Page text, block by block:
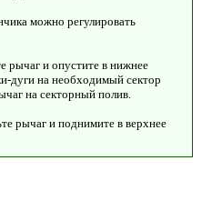
можно регулировать
рычаг и опустите в нижнее
дуги на необходимый сектор
на секторный полив.
рычаг и поднимите в верхнее